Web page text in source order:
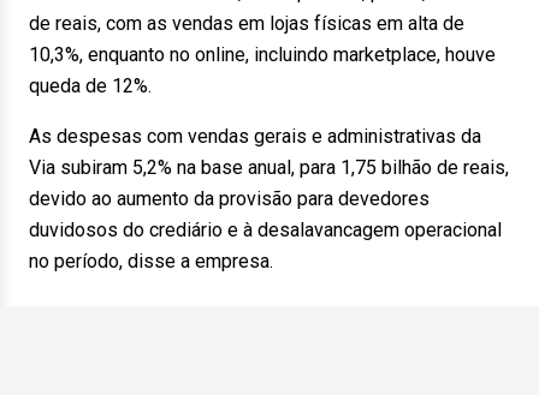
de reais, com as vendas em lojas físicas em alta de
10,3%, enquanto no online, incluindo marketplace, houve
queda de 12%.
As despesas com vendas gerais e administrativas da
Via subiram 5,2% na base anual, para 1,75 bilhão de reais,
devido ao aumento da provisão para devedores
duvidosos do crediário e à desalavancagem operacional
no período, disse a empresa.